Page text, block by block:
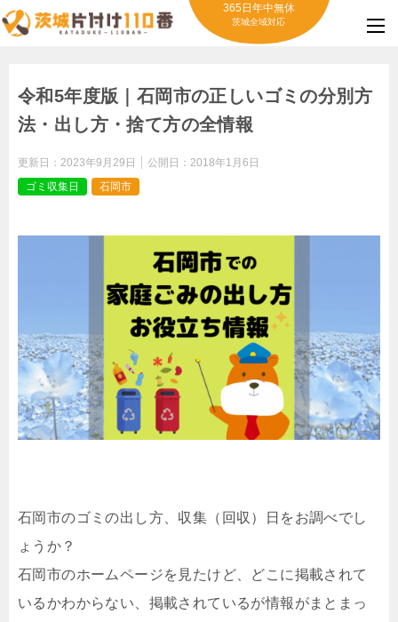
365日年中無休
茨城全域対応
令和5年度版｜石岡市の正しいゴミの分別方
法・出し方・捨て方の全情報
更新日： 2023年9月29日 公開日： 2018年1月6日
ゴミ収集日
石岡市
石岡市のゴミの出し方、収集（回収）日をお調べでし
ょうか？
石岡市のホームページを見たけど、どこに掲載されて
いるかわからない、掲載されているが情報がまとまっ